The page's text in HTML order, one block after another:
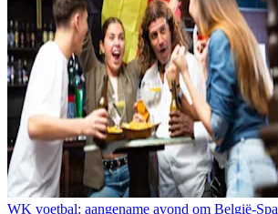
WK voetbal: aangename avond om België-